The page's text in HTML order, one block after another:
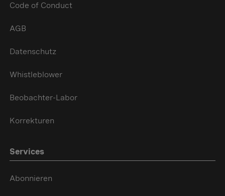
Code of Conduct
AGB
Datenschutz
Whistleblower
Beobachter-Labor
Korrekturen
Services
Abonnieren